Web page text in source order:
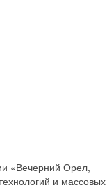
«Вечерний Орел,
и